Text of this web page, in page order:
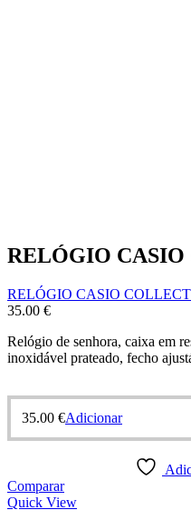
RELÓGIO
RELÓGIO CASIO
35.00 €
Relógio de senhora, caixa em
inoxidável prateado, fecho
35.00 €Adicionar
Comparar
Quick View